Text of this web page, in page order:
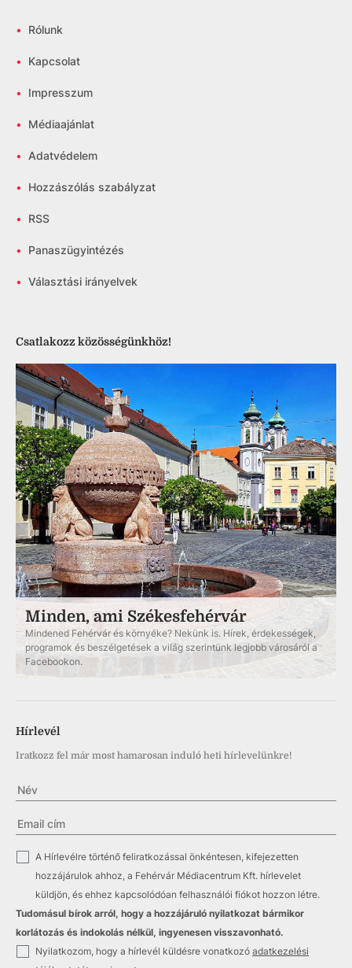
• Rólunk
• Kapcsolat
• Impresszum
• Médiaajánlat
• Adatvédelem
• Hozzászólás szabályzat
• RSS
• Panaszügyintézés
• Választási irányelvek
Csatlakozz közösségünkhöz!
Minden, ami Székesfehérvár
Mindened Fehérvár és környéke? Nekünk is. Hírek, érdekességek,
programok és beszélgetések a világ szerintünk legjobb városáról a
Facebookon.
Hírlevél
Iratkozz fel már most hamarosan induló heti hírlevelünkre!
A Hírlevélre történő feliratkozással önkéntesen, kifejezetten
hozzájárulok ahhoz, a Fehérvár Médiacentrum Kft. hírlevelet
küldjön, és ehhez kapcsolódóan felhasználói fiókot hozzon létre.
Tudomásul bírok arról, hogy a hozzájáruló nyilatkozat bármikor
korlátozás és indokolás nélkül, ingyenesen visszavonható.
Nyilatkozom, hogy a hírlevél küldésre vonatkozó adatkezelési